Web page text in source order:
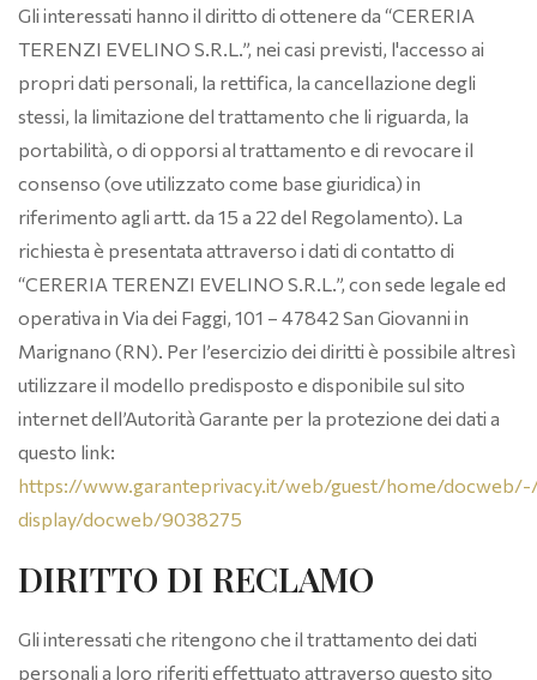
Gli interessati hanno il diritto di ottenere da “CERERIA
TERENZI EVELINO S.R.L.”, nei casi previsti, l'accesso ai
propri dati personali, la rettifica, la cancellazione degli
stessi, la limitazione del trattamento che li riguarda, la
portabilità, o di opporsi al trattamento e di revocare il
consenso (ove utilizzato come base giuridica) in
riferimento agli artt. da 15 a 22 del Regolamento). La
richiesta è presentata attraverso i dati di contatto di
“CERERIA TERENZI EVELINO S.R.L.”, con sede legale ed
operativa in Via dei Faggi, 101 – 47842 San Giovanni in
Marignano (RN). Per l’esercizio dei diritti è possibile altresì
utilizzare il modello predisposto e disponibile sul sito
internet dell’Autorità Garante per la protezione dei dati a
questo link:
https://www.garanteprivacy.it/web/guest/home/
display/docweb/9038275
DIRITTO DI RECLAMO
Gli interessati che ritengono che il trattamento dei dati
personali a loro riferiti effettuato attraverso questo sito